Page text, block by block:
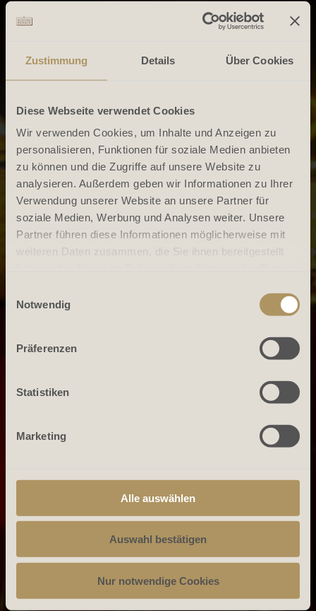
Zustimmung Details Über Cookies
Diese Webseite verwendet Cookies
Wir verwenden Cookies, um Inhalte und Anzeigen zu
personalisieren, Funktionen für soziale Medien anbieten
zu können und die Zugriffe auf unsere Website zu
analysieren. Außerdem geben wir Informationen zu Ihrer
Verwendung unserer Website an unsere Partner für
soziale Medien, Werbung und Analysen weiter. Unsere
Partner führen diese Informationen möglicherweise mit
weiteren Daten zusammen, die Sie ihnen bereitgestellt
Notwendig
Präferenzen
Statistiken
Marketing
Alle auswählen
Auswahl bestätigen
Nur notwendige Cookies